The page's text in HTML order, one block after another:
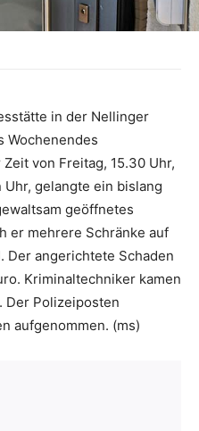
in der Nellinger
Wochenendes
von Freitag, 15.30 Uhr,
gelangte ein bislang
geöffnetes
er mehrere Schränke auf
Der angerichtete Schaden
Kriminaltechniker kamen
Der Polizeiposten
aufgenommen. (ms)